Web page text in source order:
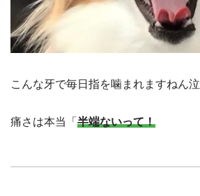
こんな牙で毎日指を噛まれますねん泣
痛さは本当「 半端ないって！